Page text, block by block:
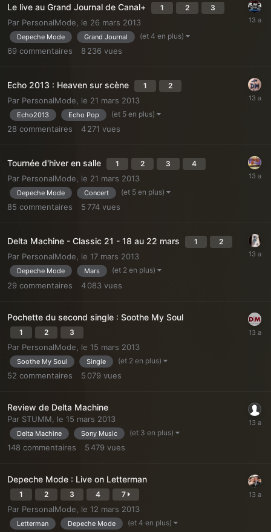
Le live au Grand Journal de Canal+ 1 2 3
Par PersonalMode le 26 mars 2013
Depeche Mode Grand Journal (et 4 en plus)
69 commentaires 8 236 vues
Echo 2013 : Heaven sur scène 1 2
Par PersonalMode le 21 mars 2013
Echo2013 Echo Pop (et 5 en plus)
28 commentaires 4 271 vues
Tournée d'hiver en salle 1 2 3 4
Par PersonalMode le 21 mars 2013
Depeche Mode Concert (et 5 en plus)
85 commentaires 5 774 vues
Delta Machine - Classic 21 - 18 au 22 mars 1 2
Par PersonalMode, le 17 mars 2013
Depeche Mode Mars (et 2 en plus)
29 commentaires 4 083 vues
Pochette du second single : Soothe My Soul
1 2 3
Par PersonalMode le 15 mars 2013
Soothe My Soul Single (et 2 en plus)
52 commentaires 5 079 vues
Review de Delta Machine
Par STUMM le 15 mars 2013
Delta Machine Sony Music (et 3 en plus)
148 commentaires 5 479 vues
Depeche Mode : Live on Letterman
1 2 3 4 7
Par PersonalMode le 12 mars 2013
Letterman Depeche Mode (et 4 en plus)